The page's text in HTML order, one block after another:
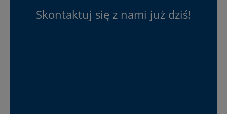
Skontaktuj się z nami już dziś!